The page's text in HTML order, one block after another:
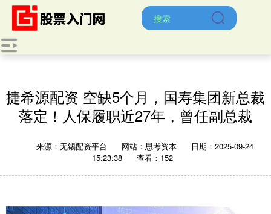
捷希源配资 空缺5个月，国寿集团新总裁
落定！人保履职近27年，曾任副总裁
来源：无锡配资平台 网站：思考资本
日期：2025-09-24
15:23:38
查看：152